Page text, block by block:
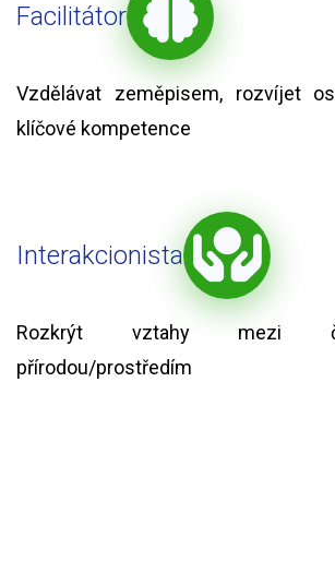
Facilitátor
Vzdělávat zeměpisem, rozvíjet
klíčové kompetence
Interakcionista
Rozkrýt vztahy mezi
přírodou/prostředím